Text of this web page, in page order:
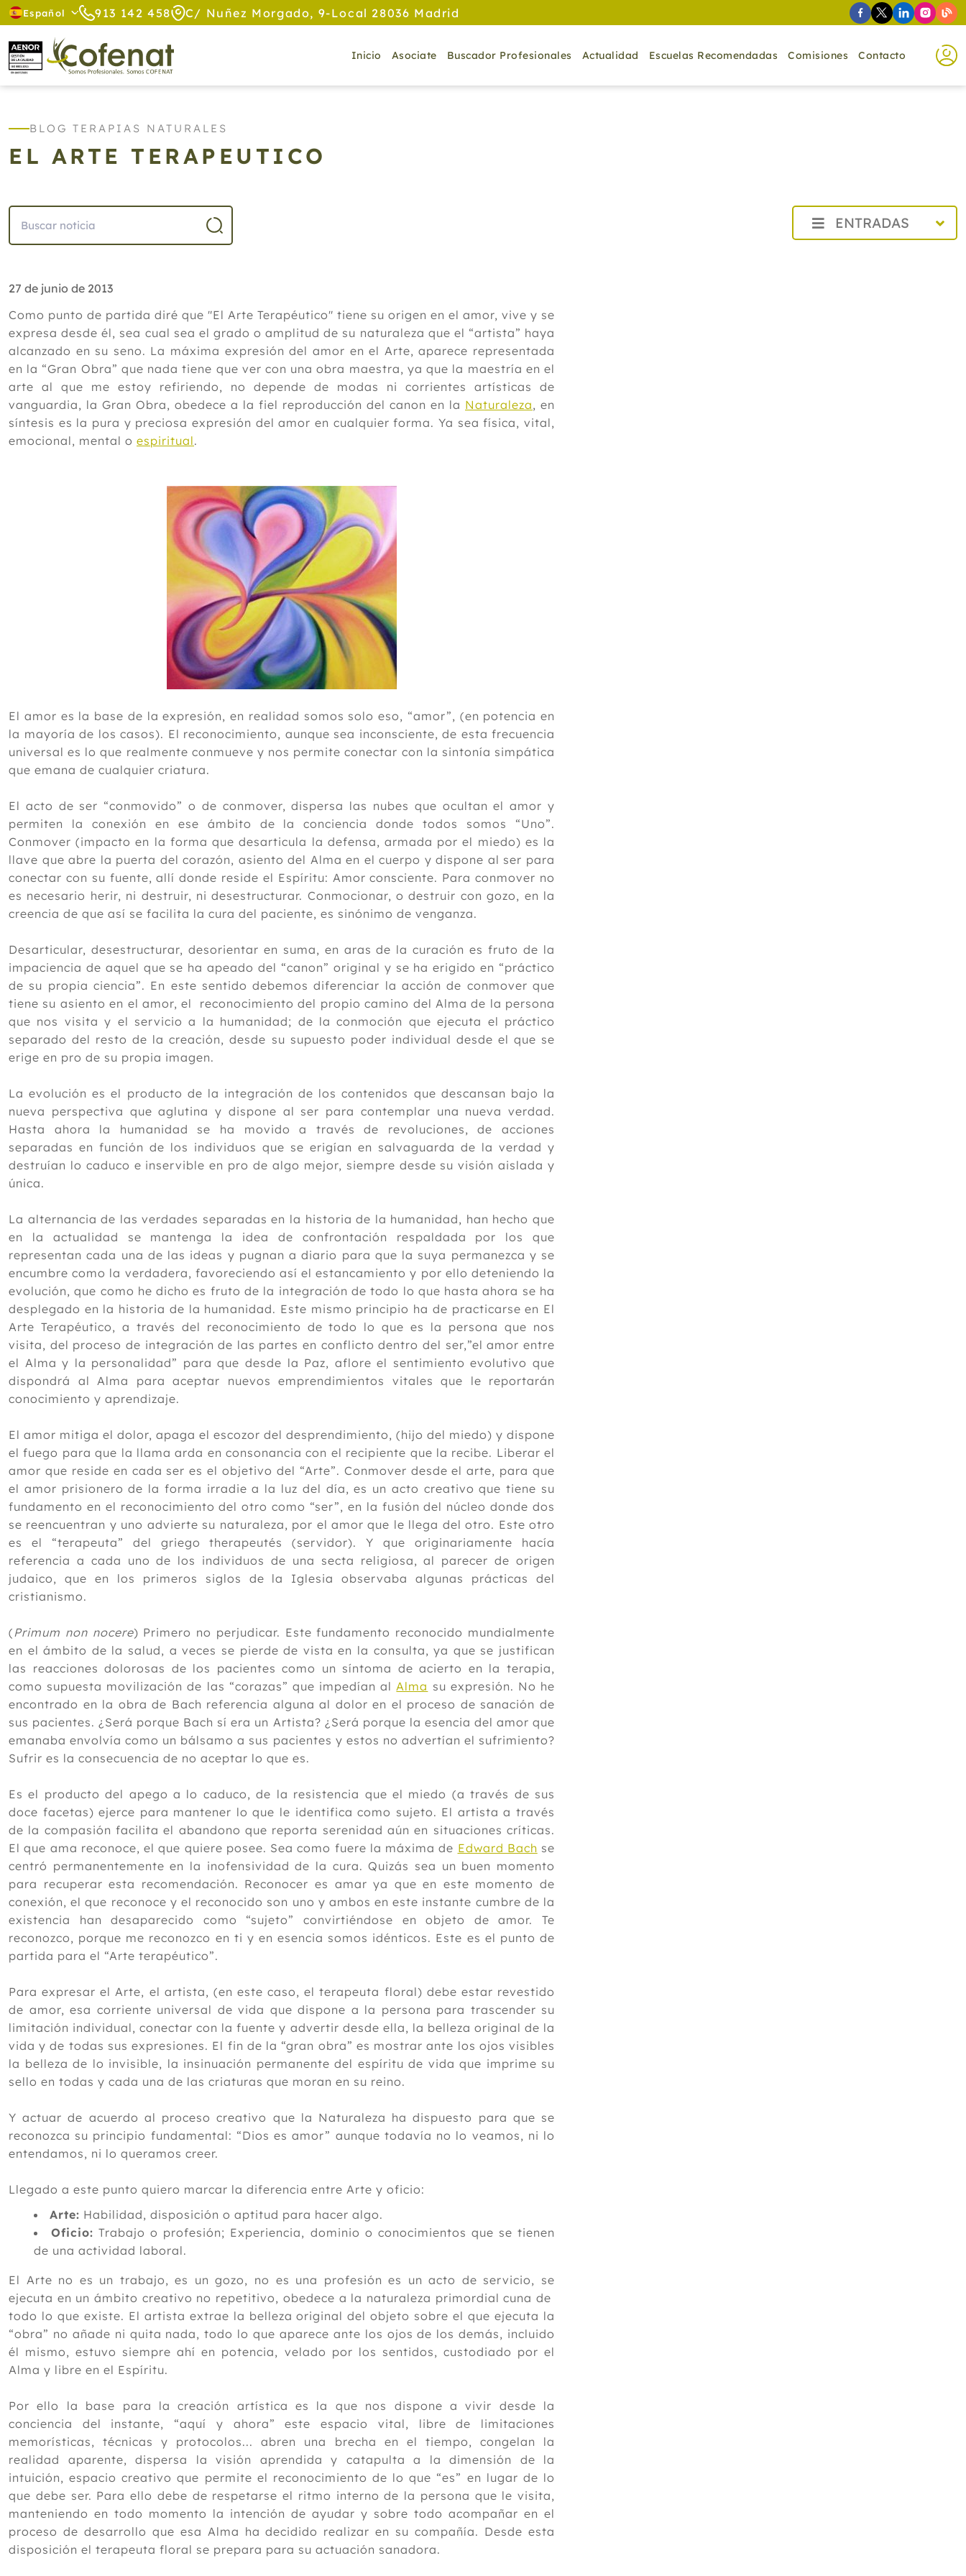
Español 913 142 458 C/ Nuñez Morgado, 9-Local 28036 Madrid
Inicio Asociate Buscador Profesionales Actualidad Escuelas Recomendadas Comisiones Contacto
BLOG TERAPIAS NATURALES
EL ARTE TERAPEUTICO
ENTRADAS
27 de junio de 2013
Como punto de partida diré que "El Arte Terapéutico" tiene su origen en el amor, vive y se
expresa desde él, sea cual sea el grado o amplitud de su naturaleza que el “artista” haya
alcanzado en su seno. La máxima expresión del amor en el Arte, aparece representada
en la “Gran Obra” que nada tiene que ver con una obra maestra, ya que la maestría en el
arte al que me estoy refiriendo, no depende de modas ni corrientes artísticas de
vanguardia, la Gran Obra, obedece a la fiel reproducción del canon en la Naturaleza, en
síntesis es la pura y preciosa expresión del amor en cualquier forma. Ya sea física, vital,
emocional, mental o espiritual.
El amor es la base de la expresión, en realidad somos solo eso, “amor”, (en potencia en
la mayoría de los casos). El reconocimiento, aunque sea inconsciente, de esta frecuencia
universal es lo que realmente conmueve y nos permite conectar con la sintonía simpática
que emana de cualquier criatura.
El acto de ser “conmovido” o de conmover, dispersa las nubes que ocultan el amor y
permiten la conexión en ese ámbito de la conciencia donde todos somos “Uno”.
Conmover (impacto en la forma que desarticula la defensa, armada por el miedo) es la
llave que abre la puerta del corazón, asiento del Alma en el cuerpo y dispone al ser para
conectar con su fuente, allí donde reside el Espíritu: Amor consciente. Para conmover no
es necesario herir, ni destruir, ni desestructurar. Conmocionar, o destruir con gozo, en la
creencia de que así se facilita la cura del paciente, es sinónimo de venganza.
Desarticular, desestructurar, desorientar en suma, en aras de la curación es fruto de la
impaciencia de aquel que se ha apeado del “canon” original y se ha erigido en “práctico
de su propia ciencia”. En este sentido debemos diferenciar la acción de conmover que
tiene su asiento en el amor, el reconocimiento del propio camino del Alma de la persona
que nos visita y el servicio a la humanidad; de la conmoción que ejecuta el práctico
separado del resto de la creación, desde su supuesto poder individual desde el que se
erige en pro de su propia imagen.
La evolución es el producto de la integración de los contenidos que descansan bajo la
nueva perspectiva que aglutina y dispone al ser para contemplar una nueva verdad.
Hasta ahora la humanidad se ha movido a través de revoluciones, de acciones
separadas en función de los individuos que se erigían en salvaguarda de la verdad y
destruían lo caduco e inservible en pro de algo mejor, siempre desde su visión aislada y
única.
La alternancia de las verdades separadas en la historia de la humanidad, han hecho que
en la actualidad se mantenga la idea de confrontación respaldada por los que
representan cada una de las ideas y pugnan a diario para que la suya permanezca y se
encumbre como la verdadera, favoreciendo así el estancamiento y por ello deteniendo la
evolución, que como he dicho es fruto de la integración de todo lo que hasta ahora se ha
desplegado en la historia de la humanidad. Este mismo principio ha de practicarse en El
Arte Terapéutico, a través del reconocimiento de todo lo que es la persona que nos
visita, del proceso de integración de las partes en conflicto dentro del ser,”el amor entre
el Alma y la personalidad” para que desde la Paz, aflore el sentimiento evolutivo que
dispondrá al Alma para aceptar nuevos emprendimientos vitales que le reportarán
conocimiento y aprendizaje.
El amor mitiga el dolor, apaga el escozor del desprendimiento, (hijo del miedo) y dispone
el fuego para que la llama arda en consonancia con el recipiente que la recibe. Liberar el
amor que reside en cada ser es el objetivo del “Arte”. Conmover desde el arte, para que
el amor prisionero de la forma irradie a la luz del día, es un acto creativo que tiene su
fundamento en el reconocimiento del otro como “ser”, en la fusión del núcleo donde dos
se reencuentran y uno advierte su naturaleza, por el amor que le llega del otro. Este otro
es el “terapeuta” del griego therapeutés (servidor). Y que originariamente hacía
referencia a cada uno de los individuos de una secta religiosa, al parecer de origen
judaico, que en los primeros siglos de la Iglesia observaba algunas prácticas del
cristianismo.
(Primum non nocere) Primero no perjudicar. Este fundamento reconocido mundialmente
en el ámbito de la salud, a veces se pierde de vista en la consulta, ya que se justifican
las reacciones dolorosas de los pacientes como un síntoma de acierto en la terapia,
como supuesta movilización de las “corazas” que impedían alAlma su expresión. No he
encontrado en la obra de Bach referencia alguna al dolor en el proceso de sanación de
sus pacientes. ¿Será porque Bach sí era un Artista? ¿Será porque la esencia del amor que
emanaba envolvía como un bálsamo a sus pacientes y estos no advertían el sufrimiento?
Sufrir es la consecuencia de no aceptar lo que es.
Es el producto del apego a lo caduco, de la resistencia que el miedo (a través de sus
doce facetas) ejerce para mantener lo que le identifica como sujeto. El artista a través
de la compasión facilita el abandono que reporta serenidad aún en situaciones críticas.
El que ama reconoce, el que quiere posee. Sea como fuere la máxima de Edward Bach se
centró permanentemente en la inofensividad de la cura. Quizás sea un buen momento
para recuperar esta recomendación. Reconocer es amar ya que en este momento de
conexión, el que reconoce y el reconocido son uno y ambos en este instante cumbre de la
existencia han desaparecido como “sujeto” convirtiéndose en objeto de amor. Te
reconozco, porque me reconozco en ti y en esencia somos idénticos. Este es el punto de
partida para el “Arte terapéutico”.
Para expresar el Arte, el artista, (en este caso, el terapeuta floral) debe estar revestido
de amor, esa corriente universal de vida que dispone a la persona para trascender su
limitación individual, conectar con la fuente y advertir desde ella, la belleza original de la
vida y de todas sus expresiones. El fin de la “gran obra” es mostrar ante los ojos visibles
la belleza de lo invisible, la insinuación permanente del espíritu de vida que imprime su
sello en todas y cada una de las criaturas que moran en su reino.
Y actuar de acuerdo al proceso creativo que la Naturaleza ha dispuesto para que se
reconozca su principio fundamental: “Dios es amor” aunque todavía no lo veamos, ni lo
entendamos, ni lo queramos creer.
Llegado a este punto quiero marcar la diferencia entre Arte y oficio:
Arte: Habilidad, disposición o aptitud para hacer algo.
Oficio: Trabajo o profesión; Experiencia, dominio o conocimientos que se tienen
de una actividad laboral.
El Arte no es un trabajo, es un gozo, no es una profesión es un acto de servicio, se
ejecuta en un ámbito creativo no repetitivo, obedece a la naturaleza primordial cuna de
todo lo que existe. El artista extrae la belleza original del objeto sobre el que ejecuta la
“obra” no añade ni quita nada, todo lo que aparece ante los ojos de los demás, incluido
él mismo, estuvo siempre ahí en potencia, velado por los sentidos, custodiado por el
Alma y libre en el Espíritu.
Por ello la base para la creación artística es la que nos dispone a vivir desde la
conciencia del instante, “aquí y ahora” este espacio vital, libre de limitaciones
memorísticas, técnicas y protocolos... abren una brecha en el tiempo, congelan la
realidad aparente, dispersa la visión aprendida y catapulta a la dimensión de la
intuición, espacio creativo que permite el reconocimiento de lo que “es” en lugar de lo
que debe ser. Para ello debe de respetarse el ritmo interno de la persona que le visita,
manteniendo en todo momento la intención de ayudar y sobre todo acompañar en el
proceso de desarrollo que esa Alma ha decidido realizar en su compañía. Desde esta
disposición el terapeuta floral se prepara para su actuación sanadora.